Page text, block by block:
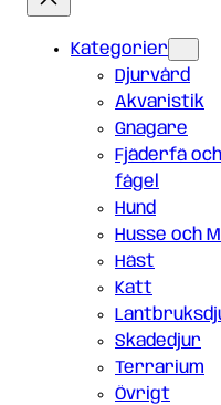
Kategorier
Djurvård
Akvaristik
Gnagare
Fjäderfä och
fågel
Hund
Husse och
Häst
Katt
Skadedjur
Terrarium
Övrigt